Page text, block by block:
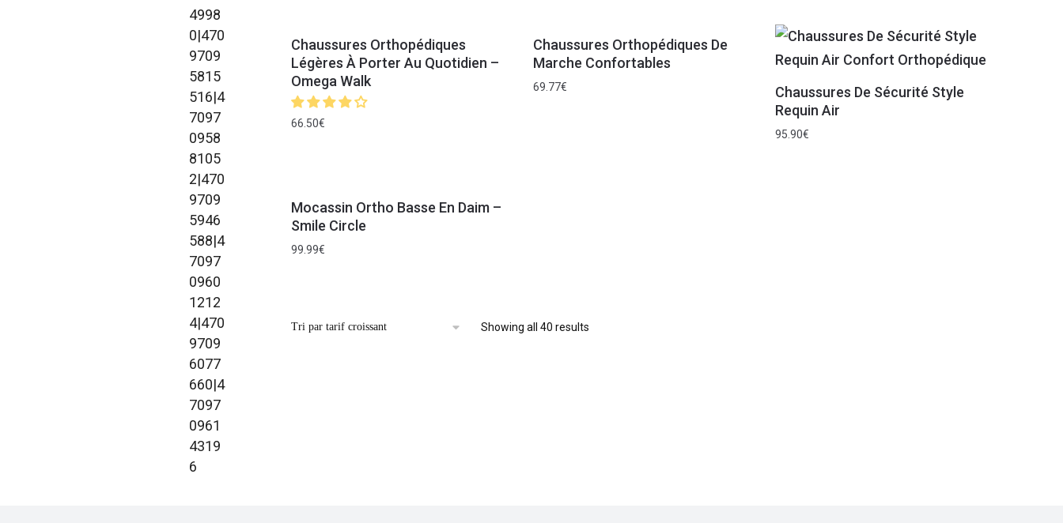
Chaussures Orthopédiques
Légères À Porter Au Quotidien –
Omega Walk
66.50€
Chaussures Orthopédiques De
Marche Confortables
69.77€
Chaussures De Sécurité Style
Requin Air
95.90€
Mocassin Ortho Basse En Daim –
Smile Circle
99.99€
Showing all 40 results